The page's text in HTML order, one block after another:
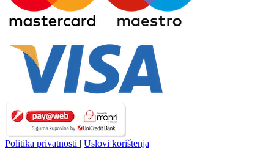
Politika privatnosti | Uslovi korištenja